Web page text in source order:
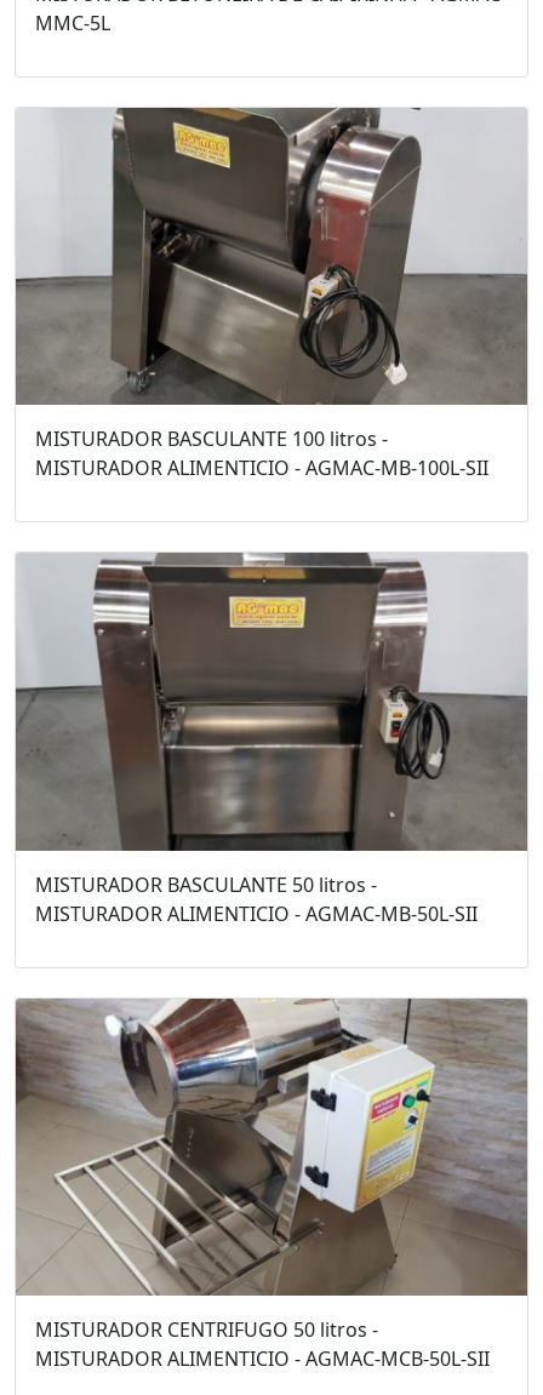
MMC-5L
MISTURADOR BASCULANTE 100 litros -
MISTURADOR ALIMENTICIO - AGMAC-MB-100L-SII
MISTURADOR BASCULANTE 50 litros -
MISTURADOR ALIMENTICIO - AGMAC-MB-50L-SII
MISTURADOR CENTRIFUGO 50 litros -
MISTURADOR ALIMENTICIO - AGMAC-MCB-50L-SII